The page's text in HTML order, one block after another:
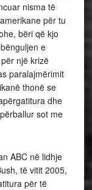
nisma të
për tu
bëri që kjo
e
një krizë
paralajmërimit
thonë se
dhe
sot me
ABC në lidhje
të vitit 2005,
për të